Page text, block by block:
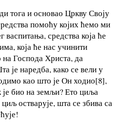
тога и основао Цркву Своју
помоћу којих ћемо ми
васпитања, средства која ће
која ће нас учинити
Господа Христа, да
је наредба, како се вели у
као што је Он ходио[8],
био на земљи? Ето циља
остварује, шта се збива са